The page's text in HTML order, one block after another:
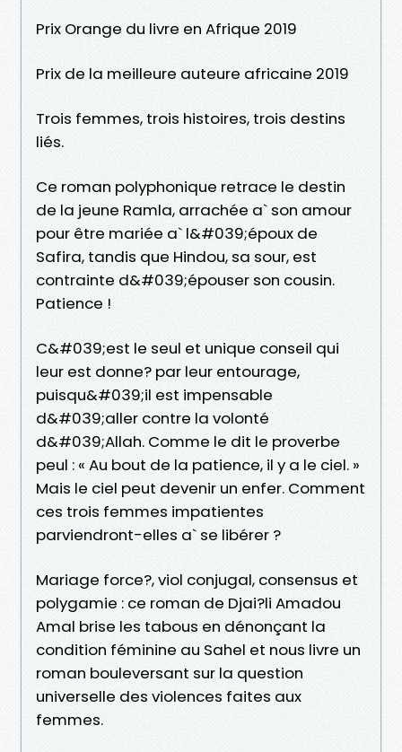
Prix Orange du livre en Afrique 2019
Prix de la meilleure auteure africaine 2019
Trois femmes, trois histoires, trois destins
liés.
Ce roman polyphonique retrace le destin
de la jeune Ramla, arrachée a` son amour
pour être mariée a` l&#039;époux de
Safira, tandis que Hindou, sa sour, est
contrainte d&#039;épouser son cousin.
Patience !
C&#039;est le seul et unique conseil qui
leur est donne? par leur entourage,
puisqu&#039;il est impensable
d&#039;aller contre la volonté
d&#039;Allah. Comme le dit le proverbe
peul : « Au bout de la patience, il y a le ciel. »
Mais le ciel peut devenir un enfer. Comment
ces trois femmes impatientes
parviendront-elles a` se libérer ?
Mariage force?, viol conjugal, consensus et
polygamie : ce roman de Djai?li Amadou
Amal brise les tabous en dénonçant la
condition féminine au Sahel et nous livre un
roman bouleversant sur la question
universelle des violences faites aux
femmes.